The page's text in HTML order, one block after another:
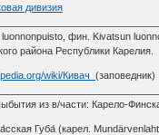
дивизия
фин. Kivatsun
района Республики Карелия.
wiki/Кивач_(заповедник)
из в/части: Карело-
Губа́ (карел.